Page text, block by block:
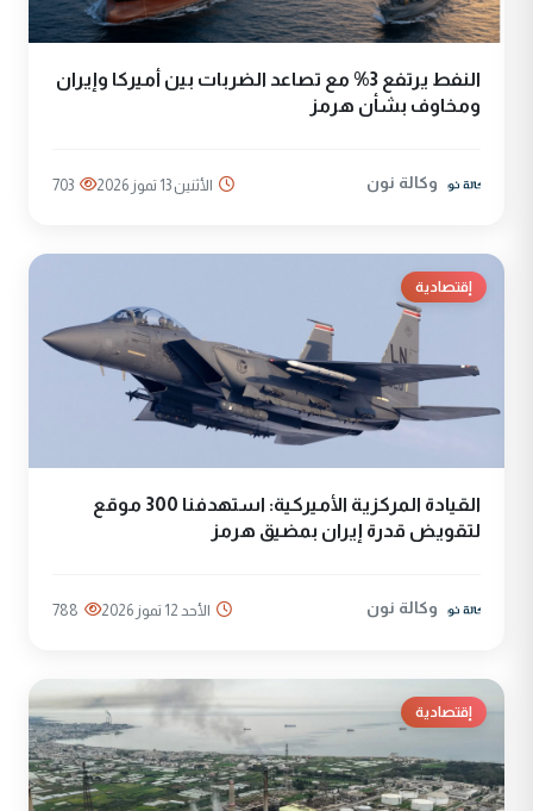
النفط يرتفع 3% مع تصاعد الضربات بين أميركا وإيران
ومخاوف بشأن هرمز
وكالة نون الأثنين 13 تموز 2026 703
إقتصادية
القيادة المركزية الأميركية: استهدفنا 300 موقع
لتقويض قدرة إيران بمضيق هرمز
وكالة نون الأحد 12 تموز 2026 788
إقتصادية